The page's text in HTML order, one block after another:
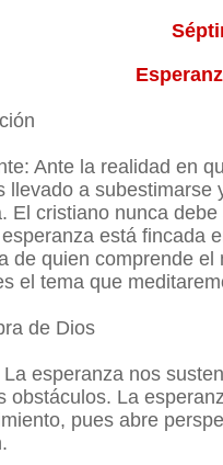
Ante la realidad en
llevado a subestimarse
El cristiano nunca
está fincada
de quien comprende
el tema que
de Dios
La esperanza nos
obstáculos. La
pues abre